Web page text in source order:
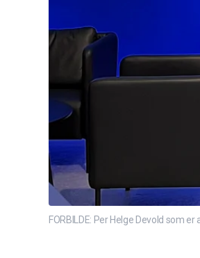
FORBILDE: Per Helge Devold som